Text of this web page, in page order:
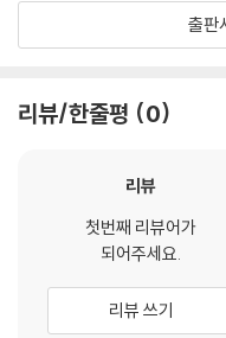
사상을 정립한 의상은 귀국 후
견지하는 동시에 올바른 수행
람들을 중심으로 한 교단 운영
의상의 사상과 실천행은 신라
기억하게 했고, 한국불교사에
상의 제자들은 스승의 강의를
출판
리뷰/한줄평 0
리뷰
첫번째 리뷰어가
되어주세요.
리뷰 쓰기